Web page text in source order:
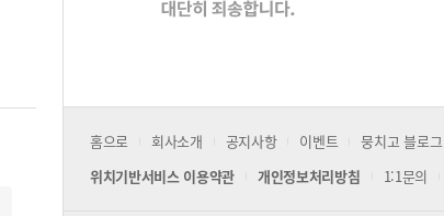
홈으로 회사소개 공지사항 이벤트 뭉치고 블로그
위치기반서비스 이용약관
개인정보처리방침 1:1문의